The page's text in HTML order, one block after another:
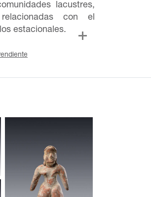
lacustres,
con el
estacionales.